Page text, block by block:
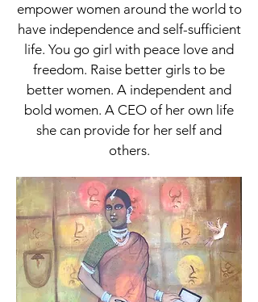
empower women around the world to
have independence and self-sufficient
life. You go girl with peace love and
freedom. Raise better girls to be
better women. A independent and
bold women. A CEO of her own life
she can provide for her self and
others.